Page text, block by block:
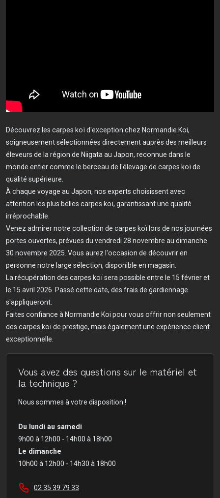
Découvrez les carpes koï d'exception chez Normandie Koi,
soigneusement sélectionnées directement auprès des meilleurs
éleveurs de la région de Niigata au Japon, reconnue dans le
monde entier comme le berceau de l'élevage de carpes koï de
qualité supérieure.
À chaque voyage au Japon, nos experts choisissent avec
attention les plus belles carpes koï, garantissant une qualité
irréprochable.
Venez admirer notre collection de carpes koï lors de nos journées
portes ouvertes, prévues du vendredi 28 novembre au dimanche
30 novembre 2025. Vous aurez l'occasion de découvrir en
personne notre large sélection, disponible en magasin.
La récupération des carpes koï sera possible entre le 15 février et
le 15 avril 2026. Passé cette date, des frais de gardiennage
s'appliqueront.
Faites confiance à Normandie Koi pour vous offrir non seulement
des carpes koï de prestige, mais également une expérience client
exceptionnelle.
Vous avez des questions sur le matériel et
la technique ?
Nous sommes à votre disposition !
Du lundi au samedi
9h00 à 12h00 - 14h00 à 18h00
Le dimanche
10h00 à 12h00 - 14h30 à 18h00
02 35 39 79 33